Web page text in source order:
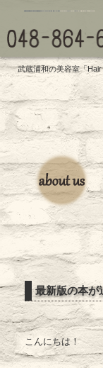
武蔵浦和の美容室「
最新版の本が
こんにちは！